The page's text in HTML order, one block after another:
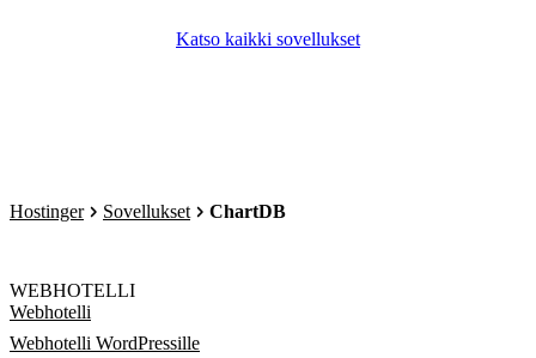
Katso kaikki sovellukset
Hostinger Sovellukset ChartDB
WEBHOTELLI
Webhotelli
Webhotelli WordPressille